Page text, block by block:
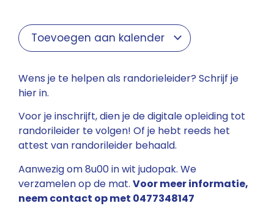
Wens je te helpen als randorieleider? Schrijf je
hier in.
Voor je inschrijft, dien je de digitale opleiding tot
randorileider te volgen! Of je hebt reeds het
attest van randorileider behaald.
Aanwezig om 8u00 in wit judopak. We
verzamelen op de mat. Voor meer informatie,
neem contact op met 0477348147
Toevoegen aan kalender